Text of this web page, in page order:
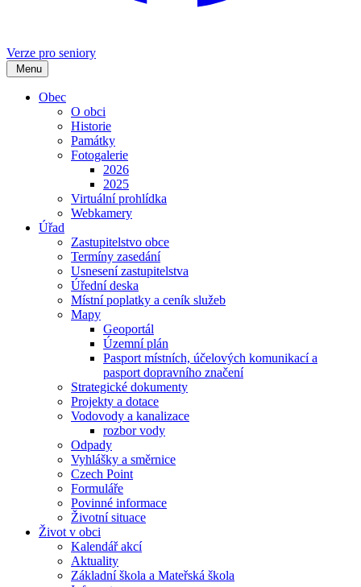
Verze pro seniory
Menu
Obec
O obci
Historie
Památky
Fotogalerie
2026
2025
Virtuální prohlídka
Webkamery
Úřad
Zastupitelstvo obce
Termíny zasedání
Usnesení zastupitelstva
Úřední deska
Místní poplatky a ceník služeb
Mapy
Geoportál
Územní plán
Pasport místních, účelových komunikací a
pasport dopravního značení
Strategické dokumenty
Projekty a dotace
Vodovody a kanalizace
rozbor vody
Odpady
Vyhlášky a směrnice
Czech Point
Formuláře
Povinné informace
Životní situace
Život v obci
Kalendář akcí
Aktuality
Základní škola a Mateřská škola